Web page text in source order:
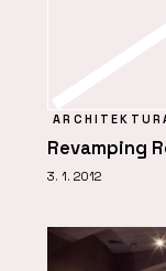
Revamping
3. 1. 2012